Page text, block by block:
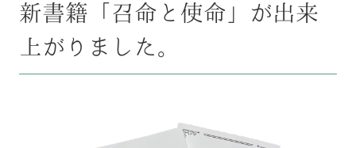
新書籍「召命と使命」が出来
上がりました。